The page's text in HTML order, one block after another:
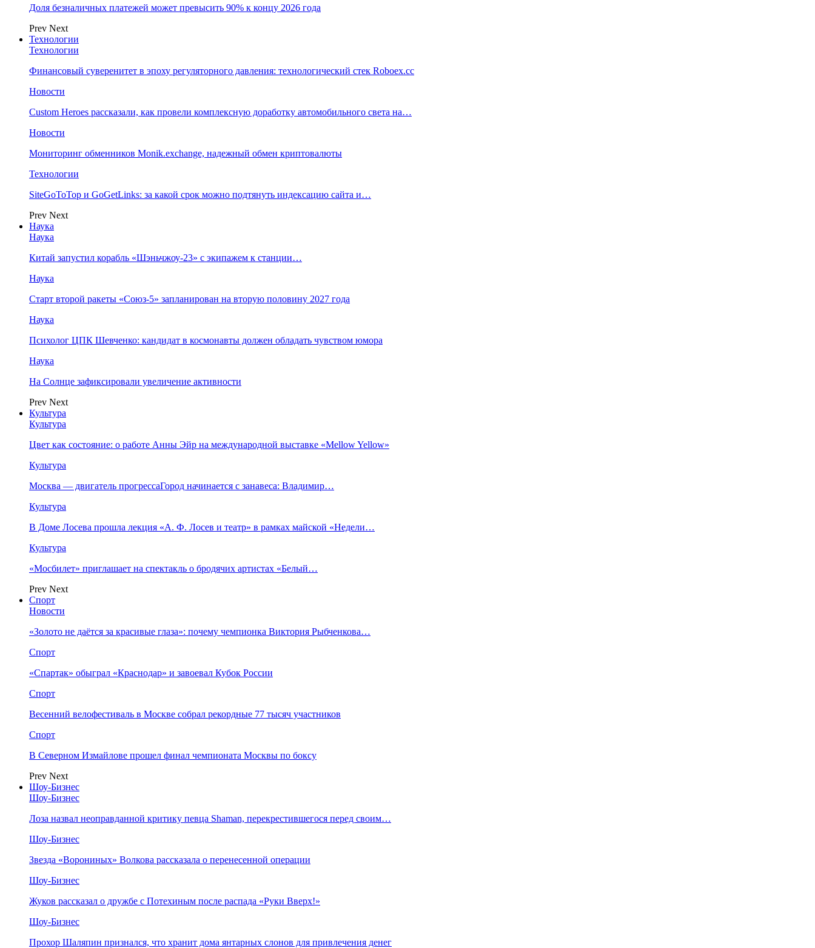
Доля безналичных платежей может превысить 90% к концу 2026 года
Prev Next
Технологии
Технологии
Финансовый суверенитет в эпоху регуляторного давления: технологический стек Roboex.cc
Новости
Custom Heroes рассказали, как провели комплексную доработку автомобильного света на…
Новости
Мониторинг обменников Monik.exchange, надежный обмен криптовалюты
Технологии
SiteGoToTop и GoGetLinks: за какой срок можно подтянуть индексацию сайта и…
Prev Next
Наука
Наука
Китай запустил корабль «Шэньчжоу-23» с экипажем к станции…
Наука
Старт второй ракеты «Союз-5» запланирован на вторую половину 2027 года
Наука
Психолог ЦПК Шевченко: кандидат в космонавты должен обладать чувством юмора
Наука
На Солнце зафиксировали увеличение активности
Prev Next
Культура
Культура
Цвет как состояние: о работе Анны Эйр на международной выставке «Mellow Yellow»
Культура
Москва — двигатель прогрессаГород начинается с занавеса: Владимир…
Культура
В Доме Лосева прошла лекция «А. Ф. Лосев и театр» в рамках майской «Недели…
Культура
«Мосбилет» приглашает на спектакль о бродячих артистах «Белый…
Prev Next
Спорт
Новости
«Золото не даётся за красивые глаза»: почему чемпионка Виктория Рыбченкова…
Спорт
«Спартак» обыграл «Краснодар» и завоевал Кубок России
Спорт
Весенний велофестиваль в Москве собрал рекордные 77 тысяч участников
Спорт
В Северном Измайлове прошел финал чемпионата Москвы по боксу
Prev Next
Шоу-Бизнес
Шоу-Бизнес
Лоза назвал неоправданной критику певца Shaman, перекрестившегося перед своим…
Шоу-Бизнес
Звезда «Ворониных» Волкова рассказала о перенесенной операции
Шоу-Бизнес
Жуков рассказал о дружбе с Потехиным после распада «Руки Вверх!»
Шоу-Бизнес
Прохор Шаляпин признался, что хранит дома янтарных слонов для привлечения денег